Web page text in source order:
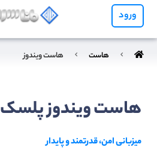
ورود
هاست هاست ویندوز
هاست ویندوز پلسک
میزبانی امن، قدرتمند و پایدار